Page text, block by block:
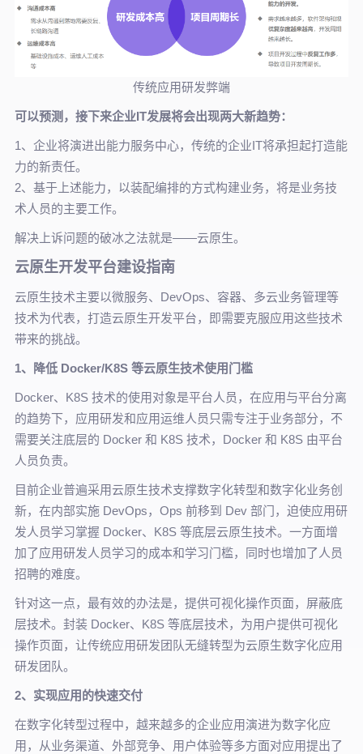
传统应用研发弊端
可以预测，接下来企业IT发展将会出现两大新趋势：
1、企业将演进出能力服务中心，传统的企业IT将承担起打造能
力的新责任。
2、基于上述能力，以装配编排的方式构建业务，将是业务技
术人员的主要工作。
解决上诉问题的破冰之法就是——云原生。
云原生开发平台建设指南
云原生技术主要以微服务、DevOps、容器、多云业务管理等
技术为代表，打造云原生开发平台，即需要克服应用这些技术
带来的挑战。
1、降低 Docker/K8S 等云原生技术使用门槛
Docker、K8S 技术的使用对象是平台人员，在应用与平台分离
的趋势下，应用研发和应用运维人员只需专注于业务部分，不
需要关注底层的 Docker 和 K8S 技术，Docker 和 K8S 由平台
人员负责。
目前企业普遍采用云原生技术支撑数字化转型和数字化业务创
新，在内部实施 DevOps，Ops 前移到 Dev 部门，迫使应用研
发人员学习掌握 Docker、K8S 等底层云原生技术。一方面增
加了应用研发人员学习的成本和学习门槛，同时也增加了人员
招聘的难度。
针对这一点，最有效的办法是，提供可视化操作页面，屏蔽底
层技术。封装 Docker、K8S 等底层技术，为用户提供可视化
操作页面，让传统应用研发团队无缝转型为云原生数字化应用
研发团队。
2、实现应用的快速交付
在数字化转型过程中，越来越多的企业应用演进为数字化应
用，从业务渠道、外部竞争、用户体验等多方面对应用提出了